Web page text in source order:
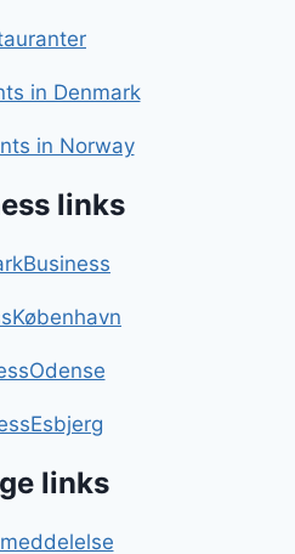
in Denmark
in Norway
links
links